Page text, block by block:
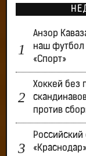
Анзор
наш футбол
«Спорт»
Хоккей без
против